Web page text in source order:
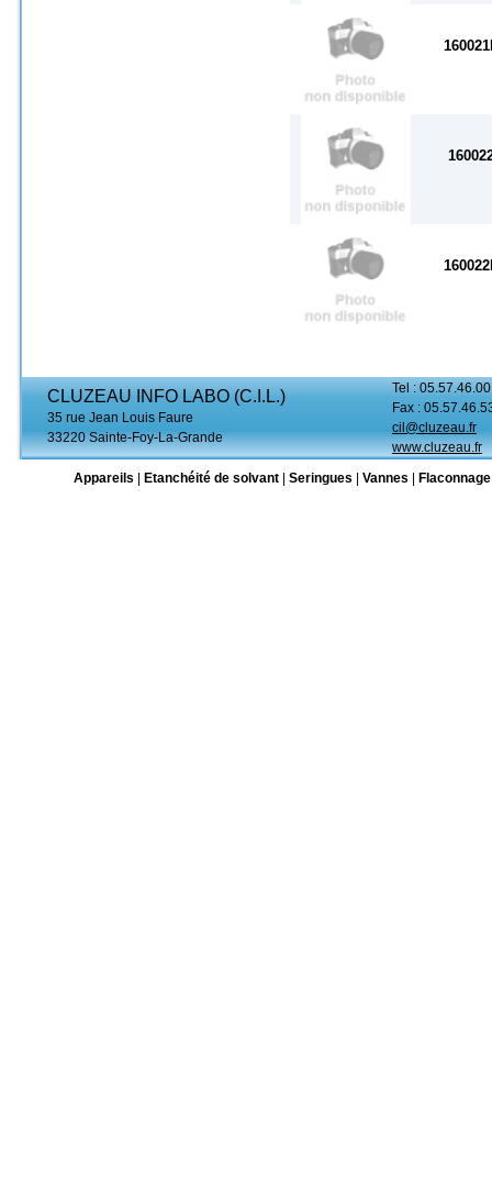
CLUZEAU INFO LABO (C.I.L.)
35 rue Jean Louis Faure
33220 Sainte-Foy-La-Grande
Tel :
Fax :
cil@cluzeau.fr
www.cluzeau.fr
Appareils
Etanchéité de solvant Seringues Vannes Flaconnage